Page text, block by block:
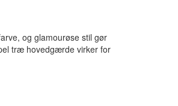
og glamourøse stil gør
træ hovedgærde virker for